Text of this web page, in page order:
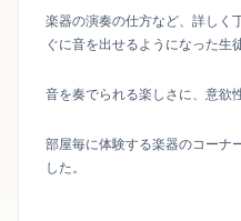
楽器の演奏の仕方など、詳しく
ぐに音を出せるようになった生
音を奏でられる楽しさに、意欲
部屋毎に体験する楽器のコーナ
した。